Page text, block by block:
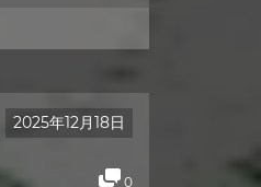
2025年12月18日
0